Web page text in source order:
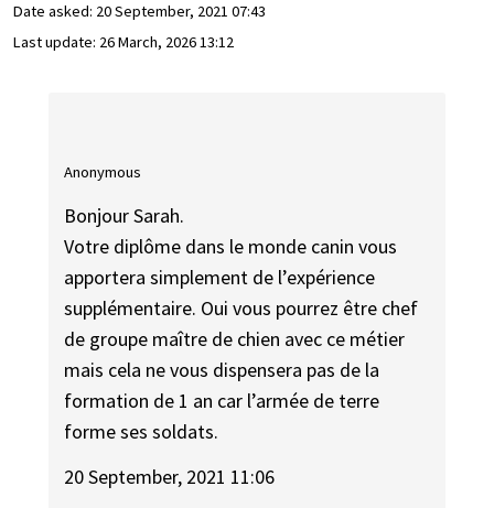
Date asked: 20 September, 2021 07:43
Last update: 26 March, 2026 13:12
Anonymous
Bonjour Sarah.
Votre diplôme dans le monde canin vous
apportera simplement de l’expérience
supplémentaire. Oui vous pourrez être chef
de groupe maître de chien avec ce métier
mais cela ne vous dispensera pas de la
formation de 1 an car l’armée de terre
forme ses soldats.
20 September, 2021 11:06